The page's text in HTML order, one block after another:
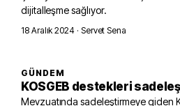
dijitalleşme sağlıyor.
18 Aralık 2024 · Servet Sena
GÜNDEM
KOSGEB destekleri
Mevzuatında sadeleştirmeye giden